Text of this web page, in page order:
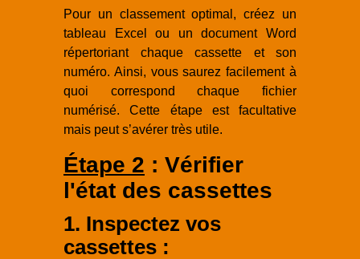
Pour un classement optimal, créez un
tableau Excel ou un document Word
répertoriant chaque cassette et son
numéro. Ainsi, vous saurez facilement à
quoi correspond chaque fichier
numérisé. Cette étape est facultative
mais peut s’avérer très utile.
Étape 2 : Vérifier
l'état des cassettes
1. Inspectez vos
cassettes :